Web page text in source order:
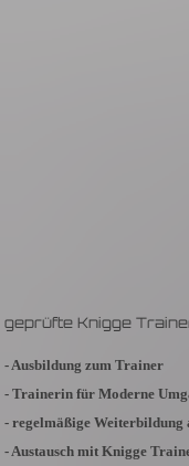
geprüfte Knigge
- Ausbildung zum Trainer
- Trainerin für Moderne
- regelmäßige Weiterbildung
- Austausch mit Knigge